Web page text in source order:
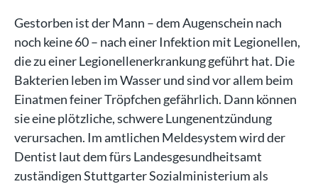
Gestorben ist der Mann – dem Augenschein nach
noch keine 60 – nach einer Infektion mit Legionellen,
die zu einer Legionellenerkrankung geführt hat. Die
Bakterien leben im Wasser und sind vor allem beim
Einatmen feiner Tröpfchen gefährlich. Dann können
sie eine plötzliche, schwere Lungenentzündung
verursachen. Im amtlichen Meldesystem wird der
Dentist laut dem fürs Landesgesundheitsamt
zuständigen Stuttgarter Sozialministerium als